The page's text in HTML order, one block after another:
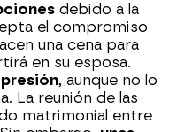
debido a la
el compromiso
una cena para
en su esposa.
, aunque no lo
La reunión de las
matrimonial entre